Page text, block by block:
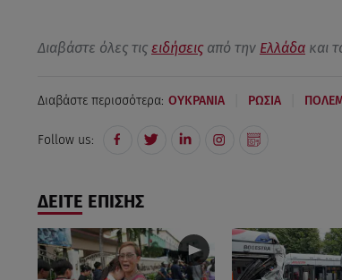
Διαβάστε όλες τις ειδήσειςαπό την Ελλάδακαι
Διαβάστε περισσότερα: ΟΥΚΡΑΝΙΑ ΡΩΣΙΑ
Follow us:
ΔΕΙΤΕ ΕΠΙΣΗΣ